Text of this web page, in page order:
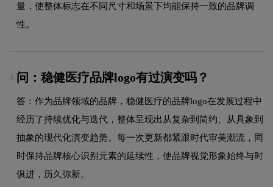
量，使整体标志在不同尺寸和场景下均能保持一致的品牌调
性。
4. 问：稳健医疗品牌logo有过演变吗？
答：作为品牌领域的品牌，稳健医疗的品牌logo在发展过程中
经历了持续优化与迭代，整体呈现出从复杂到简约、从具象到
抽象的现代化演变趋势。每一次更新都紧跟时代审美潮流，同
时保持品牌核心识别元素的延续性，使品牌视觉形象始终与时
俱进，历久弥新。